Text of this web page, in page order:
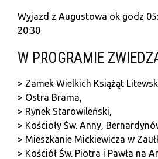
Wyjazd z Augustowa ok godz
20:30
W PROGRAMIE
> Zamek Wielkich Książąt
> Ostra Brama,
> Rynek Starowileński,
> Kościoły Św. Anny,
> Mieszkanie Mickiewicza w
> Kościół Św. Piotra i Pawła na